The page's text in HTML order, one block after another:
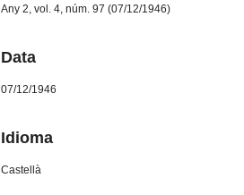
Any 2, vol. 4, núm. 97 (07/12/1946)
Data
07/12/1946
Idioma
Castellà